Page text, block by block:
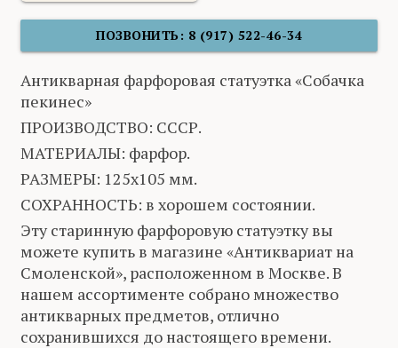
ПОЗВОНИТЬ: 8 (917) 522-46-34
Антикварная фарфоровая статуэтка «Собачка
пекинес»
ПРОИЗВОДСТВО: СССР.
МАТЕРИАЛЫ: фарфор.
РАЗМЕРЫ: 125х105 мм.
СОХРАННОСТЬ: в хорошем состоянии.
Эту старинную фарфоровую статуэтку вы
можете купить в магазине «Антиквариат на
Смоленской», расположенном в Москве. В
нашем ассортименте собрано множество
антикварных предметов, отлично
сохранившихся до настоящего времени.